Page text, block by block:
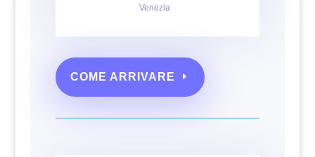
Venezia
COME ARRIVARE